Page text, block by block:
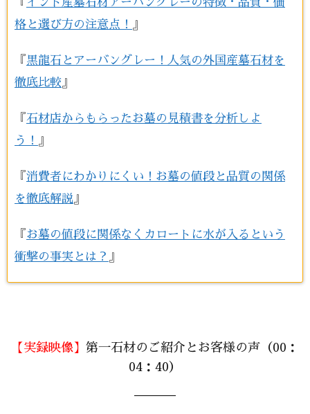
『 インド産墓石材アーバングレーの特徴・品質・価
格と選び方の注意点！ 』
『 黒龍石とアーバングレー！人気の外国産墓石材を
徹底比較』
『 石材店からもらったお墓の見積書を分析しよ
う！ 』
『 消費者にわかりにくい！お墓の値段と品質の関係
を徹底解説』
『 お墓の値段に関係なくカロートに水が入るという
衝撃の事実とは？ 』
【実録映像】 第一石材のご紹介とお客様の声（00：
04：40）